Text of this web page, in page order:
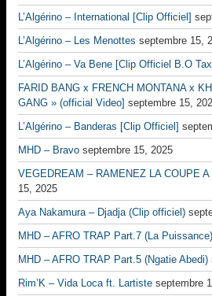
L’Algérino – International [Clip Officiel]
L’Algérino – Les Menottes septembre 15,
L’Algérino – Va Bene [Clip Officiel B.O
FARID BANG x FRENCH MONTANA x
GANG » (official Video] septembre 15,
L’Algérino – Banderas [Clip Officiel]
MHD – Bravo septembre 15, 2025
VEGEDREAM – RAMENEZ LA COUPE A
15, 2025
Aya Nakamura – Djadja (Clip officiel)
MHD – AFRO TRAP Part.7 (La Puissance)
MHD – AFRO TRAP Part.5 (Ngatie Abedi)
Rim’K – Vida Loca ft. Lartiste septembre